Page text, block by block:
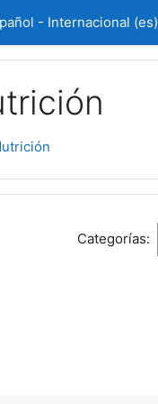
- Internacional ‎(es)‎
Categorías: